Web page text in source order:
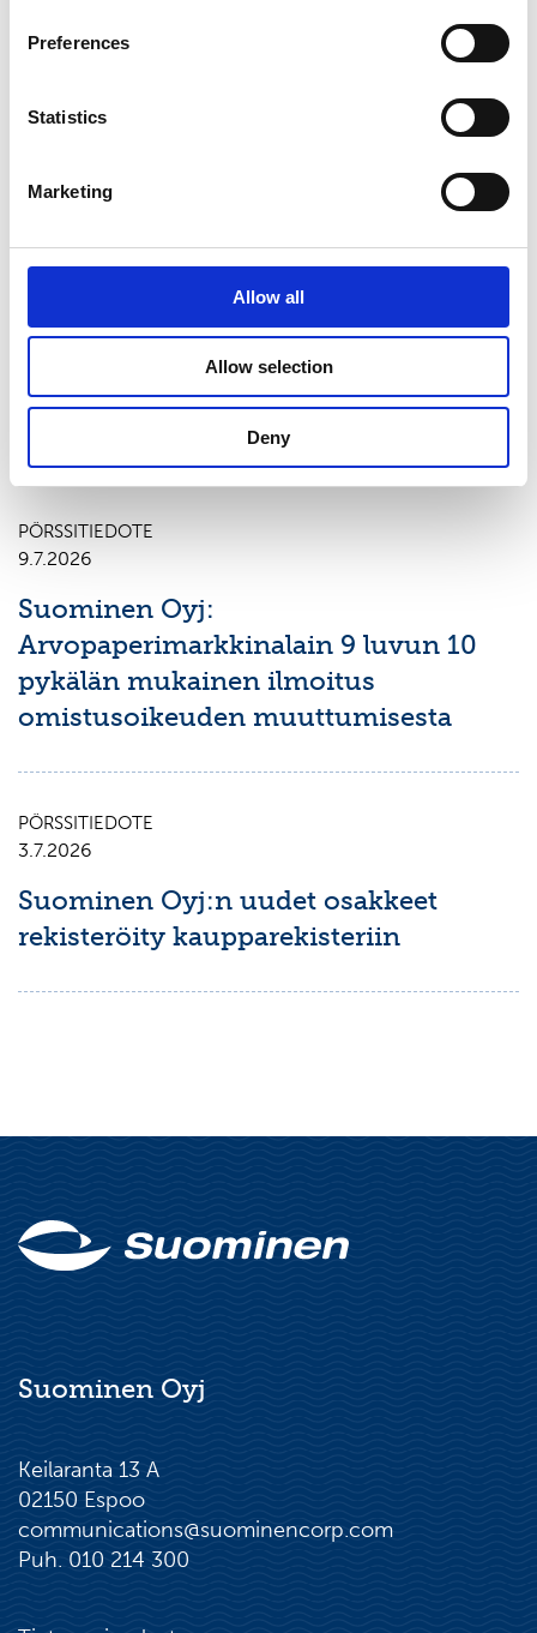
Preferences
Statistics
Marketing
Allow all
Allow selection
Deny
Suominen 15.11 trades
Viimeisimmät uutiset
7.8.2026
Suominen Oyj:n puolivuosikatsaus
PÖRSSITIEDOTE
9.7.2026
Suominen Oyj:
Arvopaperimarkkinalain 9 luvun 10
pykälän mukainen ilmoitus
omistusoikeuden muuttumisesta
PÖRSSITIEDOTE
3.7.2026
Suominen Oyj:n uudet osakkeet
rekisteröity kaupparekisteriin
Suominen Oyj
Keilaranta 13 A
02150 Espoo
communications@suominencorp.com
Puh. 010 214 300